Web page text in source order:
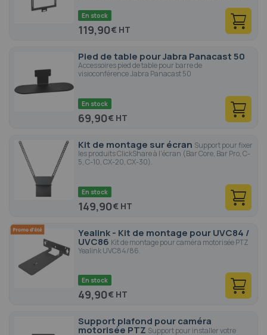
En stock
119,90€
Pied de table pour Jabra Panacast 50
Accessoires pied de table pour barre de
visioconférence Jabra Panacast 50
En stock
69,90€
Kit de montage sur écran Support pour fixer
les produits ClickShare à l'écran (Bar Core, Bar Pro, C-
5, C-10, CX-20, CX-30).
En stock
149,90€
Yealink - Kit de montage pour UVC84 /
UVC86 Kit de montage pour caméra motorisée PTZ
Yealink UVC84/86.
En stock
49,90€
Support plafond pour caméra
motorisée PTZ Support pour installer votre